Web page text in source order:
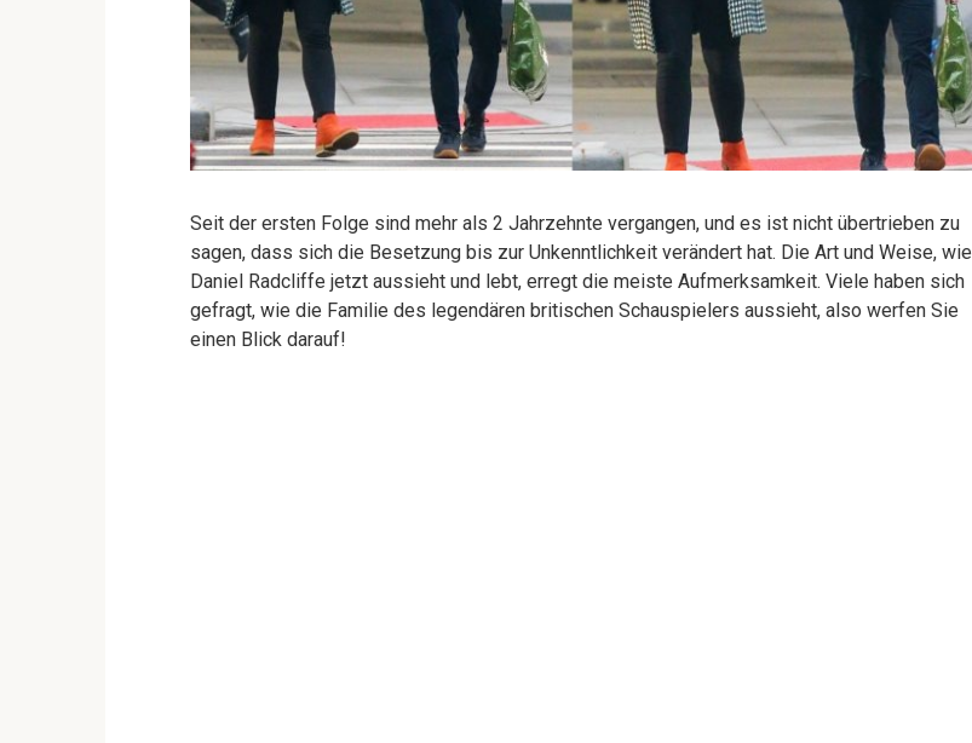
Seit der ersten Folge sind mehr als 2 Jahrzehnte vergangen, und es ist nicht übertrieben zu
sagen, dass sich die Besetzung bis zur Unkenntlichkeit verändert hat. Die Art und Weise, wie
Daniel Radcliffe jetzt aussieht und lebt, erregt die meiste Aufmerksamkeit. Viele haben sich
gefragt, wie die Familie des legendären britischen Schauspielers aussieht, also werfen Sie
einen Blick darauf!